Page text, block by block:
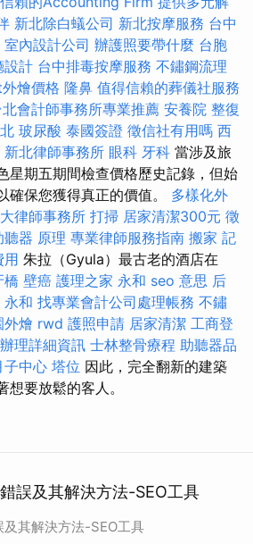
新北除白蟻公司 新北按摩服務 台中
室內設計公司 辦護照要帶什麼 台胞
設計 台中排毒按摩服務 不鏽鋼流理
燴價格 隆鼻 值得信賴的葬儀社服務
北會計師事務所專業推薦 安養院 整復
玻尿酸 泰國簽證 徵信社有用嗎 西
新北律師事務所 眼科 牙科 當涉及旅
星期五期間檢查價格歷史記錄，但始
確保您獲得真正的價值。 多樣化外
律師事務所 打掃 居家清潔300元 徵
聽器 原理 專業律師服務指南 搬家 記
用 朱拉（Gyula）最古老的酒店在
橋 壁癌 護理之家 永和 seo 意思 后
永和 找專業會計公司處理帳務 不鏽
外燴 rwd 護照申請 居家清潔 工商登
理詳細資訊 士林整骨療程 助聽器品
子中心 塔位 因此，完全翻新的建築
要放鬆的客人。
誤及其解決方法-SEO工具
其解決方法-SEO工具